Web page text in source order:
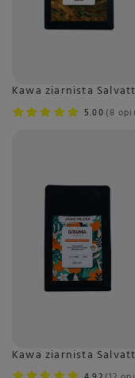
5.00 8
Kawa ziarnista